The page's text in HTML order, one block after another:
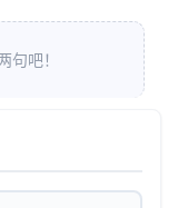
句吧！